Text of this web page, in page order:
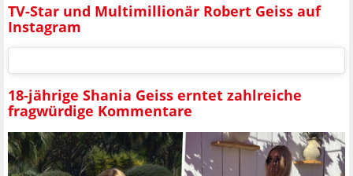
TV-Star und Multimillionär Robert Geiss auf
Instagram
18-jährige Shania Geiss erntet zahlreiche
fragwürdige Kommentare